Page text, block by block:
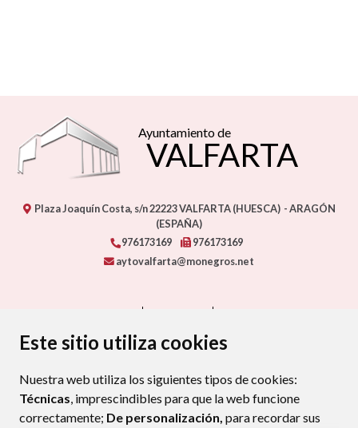
Este sitio utiliza cookies
Nuestra web utiliza los siguientes tipos de cookies:
Técnicas, imprescindibles para que la web funcione
correctamente; De personalización, para recordar sus
Ayuntamiento de
VALFARTA
Plaza Joaquín Costa, s/n22223VALFARTA (HUESCA) - ARAGÓN
(ESPAÑA)
976173169
976173169
aytovalfarta@monegros.net
PROTECCIÓN DE DATOS
POLÍTICA DE COOKIES